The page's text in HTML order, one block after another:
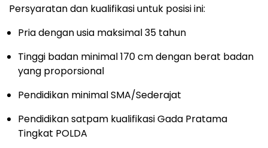
Persyaratan dan kualifikasi untuk posisi ini:
Pria dengan usia maksimal 35 tahun
Tinggi badan minimal 170 cm dengan berat badan
yang proporsional
Pendidikan minimal SMA/Sederajat
Pendidikan satpam kualifikasi Gada Pratama
Tingkat POLDA